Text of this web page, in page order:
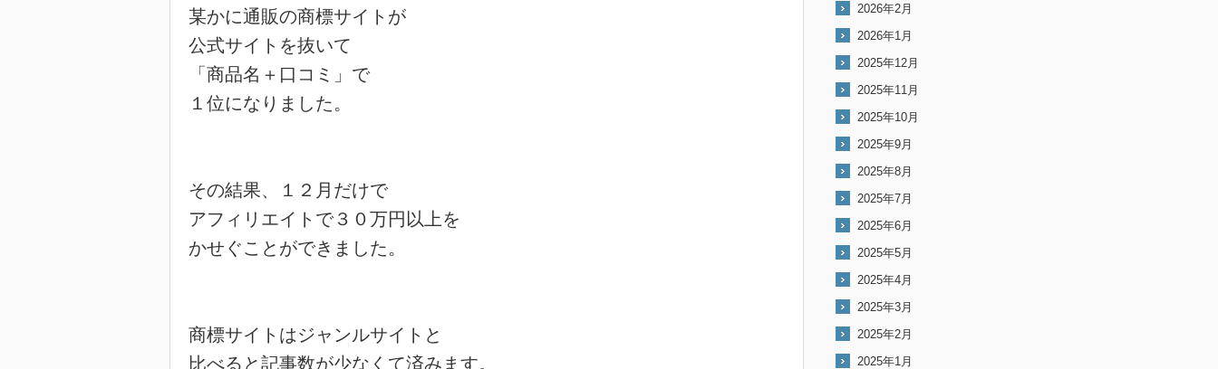
某かに通販の商標サイトが
公式サイトを抜いて
「商品名＋口コミ」で
１位になりました。
その結果、１２月だけで
アフィリエイトで３０万円以上を
かせぐことができました。
商標サイトはジャンルサイトと
比べると記事数が少なくて済みます。
2026年2月
2026年1月
2025年12月
2025年11月
2025年10月
2025年9月
2025年8月
2025年7月
2025年6月
2025年5月
2025年4月
2025年3月
2025年2月
2025年1月